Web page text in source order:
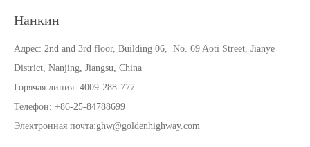
Нанкин
Адрес: 2nd and 3rd floor, Building 06, No. 69 Aoti Street, Jianye
District, Nanjing, Jiangsu, China
Горячая линия: 4009-288-777
Телефон: +86-25-84788699
Электронная почта:ghw@goldenhighway.com